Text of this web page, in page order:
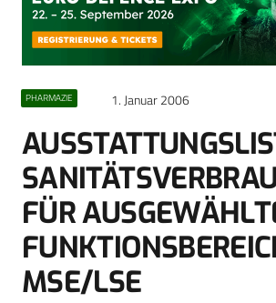
PHARMAZIE 1. Januar 2006
FÜR
MSE/LSE